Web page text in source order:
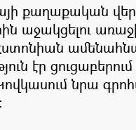
քաղաքական
աջակցելու
էր
նրա